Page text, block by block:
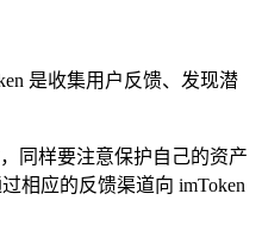
是收集用户反馈、发现潜
同样要注意保护自己的资产
相应的反馈渠道向 imToken